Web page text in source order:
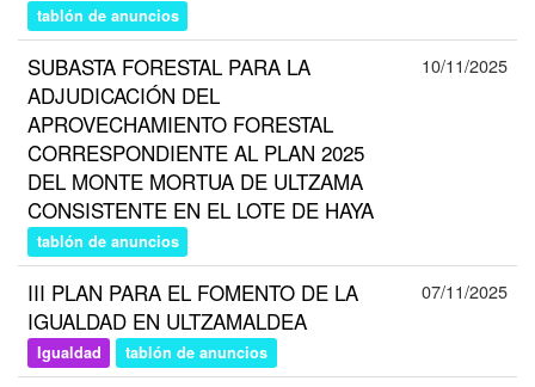
tablón de anuncios
SUBASTA FORESTAL PARA LA
ADJUDICACIÓN DEL
APROVECHAMIENTO FORESTAL
CORRESPONDIENTE AL PLAN 2025
DEL MONTE MORTUA DE ULTZAMA
CONSISTENTE EN EL LOTE DE HAYA
tablón de anuncios
10/11/2025
III PLAN PARA EL FOMENTO DE LA
IGUALDAD EN ULTZAMALDEA
Igualdad tablón de anuncios
07/11/2025